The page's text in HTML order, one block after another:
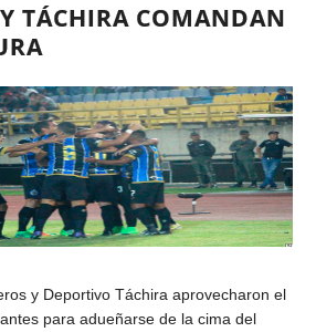
TÁCHIRA COMANDAN
y Deportivo Táchira aprovecharon el
para adueñarse de la cima del